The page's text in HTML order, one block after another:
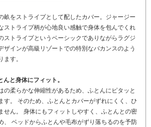
畝をストライプとして配したカバー。ジャージー
ストライプ柄が心地良い感触で身体を包んでくれ
ストライプというベーシックでありながらラグジ
ザインが高級リゾートでの特別なバカンスのよう
す。
と身体にフィット。
の柔らかな伸縮性があるため、ふとんにピタッと
す。 そのため、ふとんとカバーがずれにくく、ひ
せん。 身体にもフィットしやすく、ふとんとの密
、 ベッドからふとんや毛布がずり落ちるのを予防